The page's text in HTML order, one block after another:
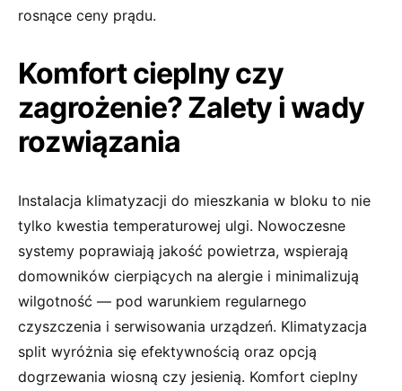
rosnące ceny prądu.
Komfort cieplny czy
zagrożenie? Zalety i wady
rozwiązania
Instalacja klimatyzacji do mieszkania w bloku to nie
tylko kwestia temperaturowej ulgi. Nowoczesne
systemy poprawiają jakość powietrza, wspierają
domowników cierpiących na alergie i minimalizują
wilgotność — pod warunkiem regularnego
czyszczenia i serwisowania urządzeń. Klimatyzacja
split wyróżnia się efektywnością oraz opcją
dogrzewania wiosną czy jesienią. Komfort cieplny